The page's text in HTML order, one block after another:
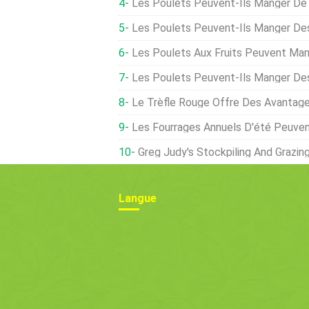
Les Poulets Peuvent-Ils Manger De
Les Poulets Peuvent-Ils Manger
Les Poulets Aux Fruits Peuvent
Les Poulets Peuvent-Ils Manger
Le Trèfle Rouge Offre Des
Les Fourrages Annuels D'été
Greg Judy's Stockpiling And Grazing
Langue